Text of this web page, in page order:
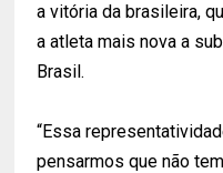
a vitória da brasileira,
a atleta mais nova a
Brasil.
“Essa
pensarmos que não